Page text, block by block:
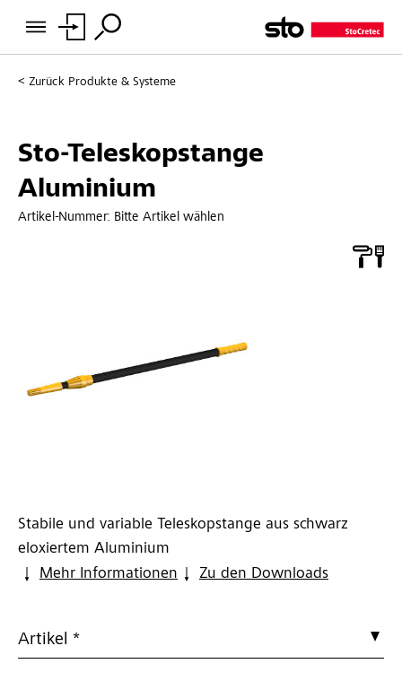
Zurück Produkte & Systeme
Sto-Teleskopstange
Aluminium
Artikel-Nummer: Bitte Artikel wählen
Stabile und variable Teleskopstange aus schwarz
eloxiertem Aluminium
Mehr Informationen
Zu den Downloads
Artikel *